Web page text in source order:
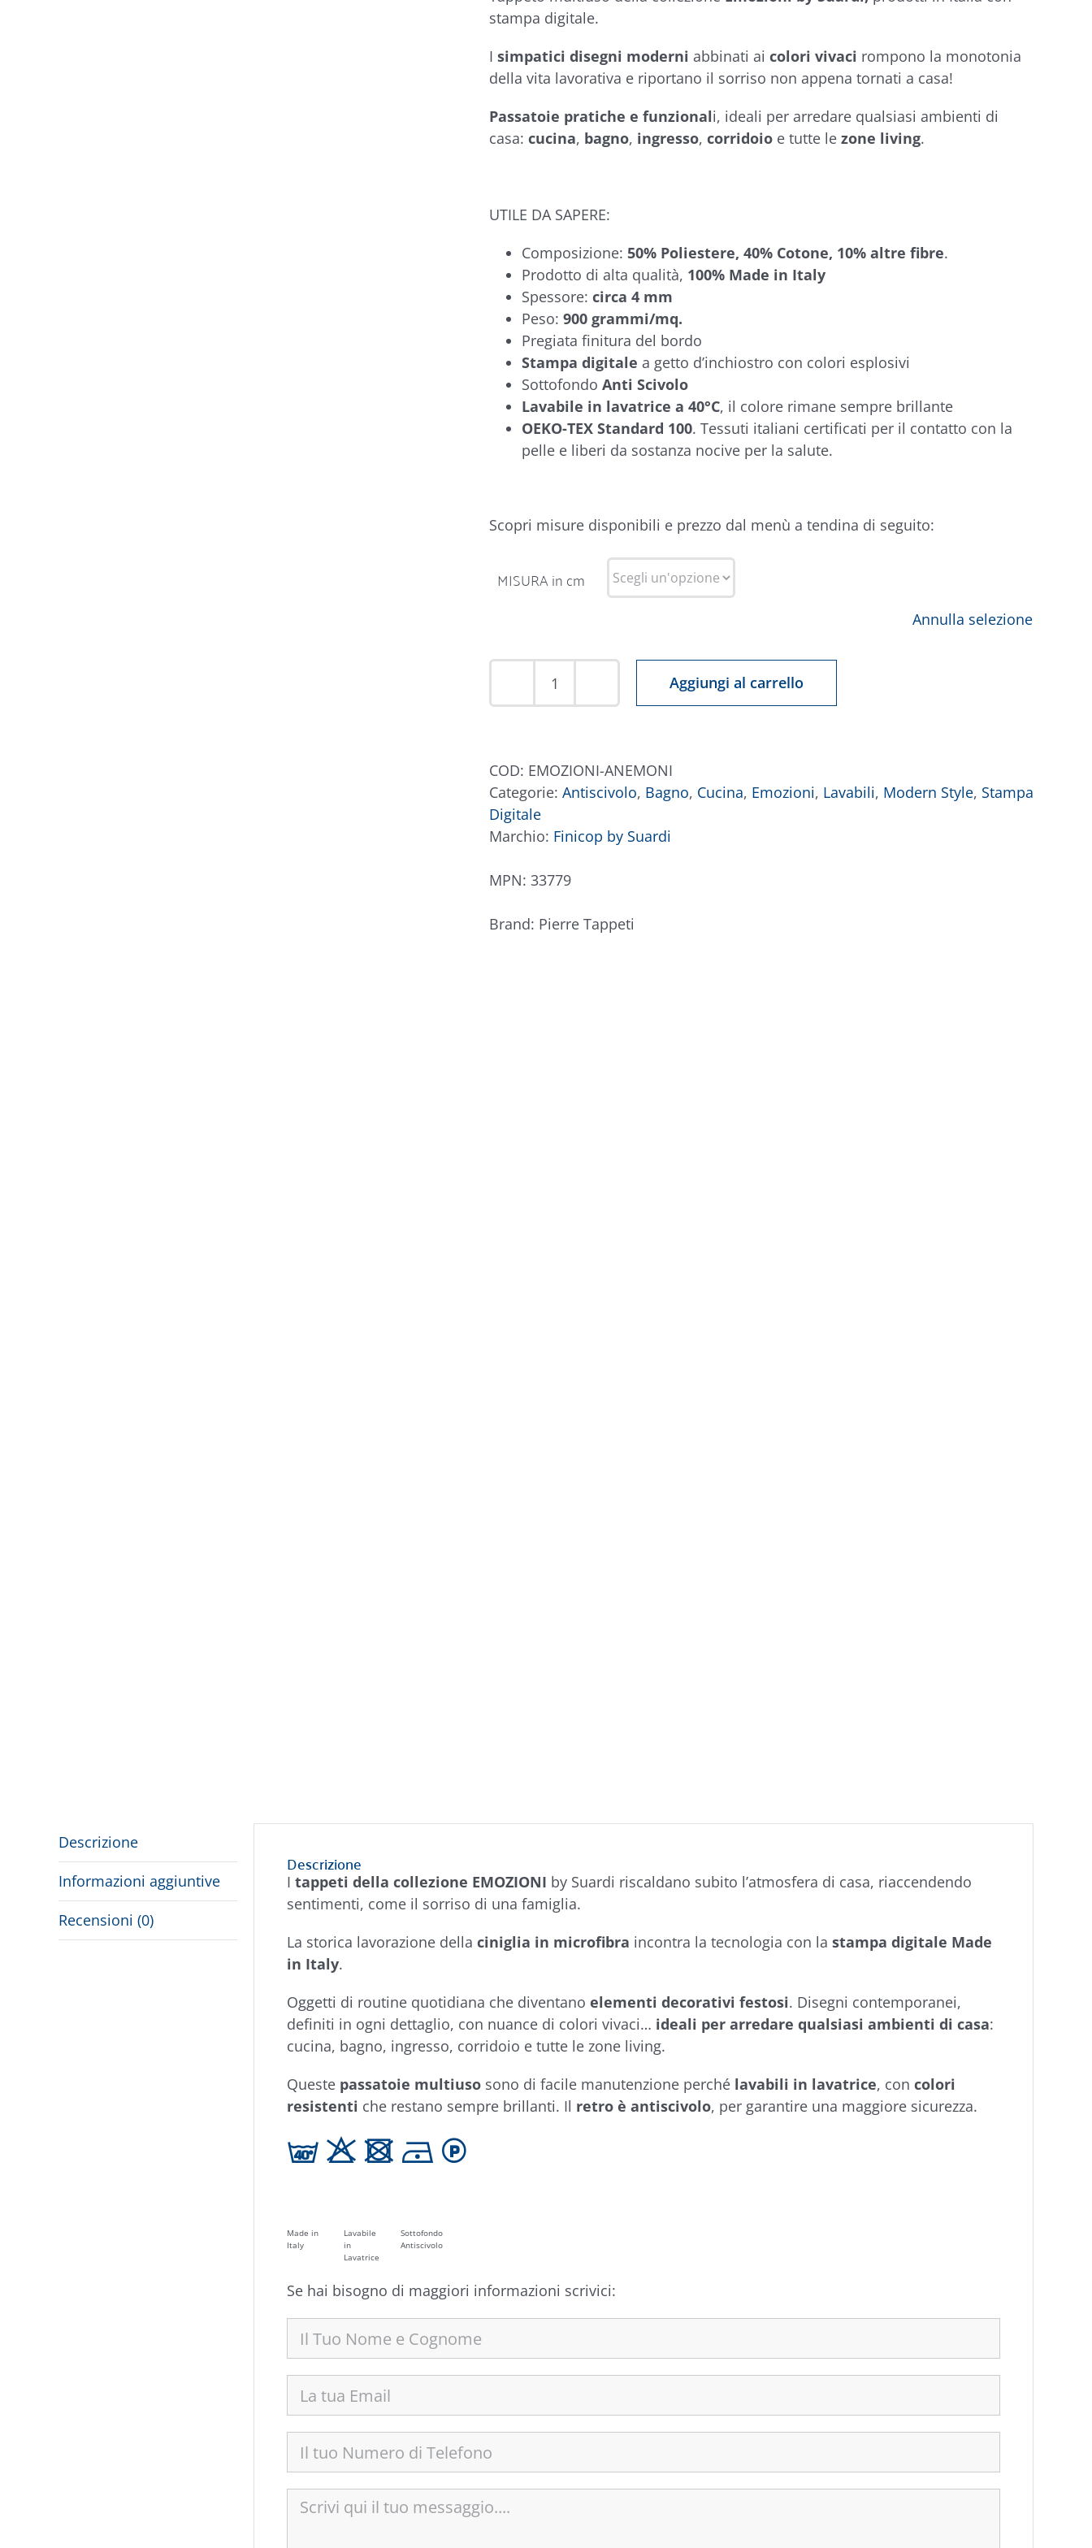
stampa digitale.
I simpatici disegni moderni abbinati ai colori vivaci rompono la monotonia
della vita lavorativa e riportano il sorriso non appena tornati a casa!
Passatoie pratiche e funzionali, ideali per arredare qualsiasi ambienti di
casa: cucina, bagno, ingresso, corridoio e tutte le zone living.
UTILE DA SAPERE:
Composizione: 50% Poliestere, 40% Cotone, 10% altre fibre.
Prodotto di alta qualità, 100% Made in Italy
Spessore: circa 4 mm
Peso: 900 grammi/mq.
Pregiata finitura del bordo
Stampa digitale a getto d’inchiostro con colori esplosivi
Sottofondo Anti Scivolo
Lavabile in lavatrice a 40°C, il colore rimane sempre brillante
OEKO-TEX Standard 100. Tessuti italiani certificati per il contatto con la
pelle e liberi da sostanza nocive per la salute.
Scopri misure disponibili e prezzo dal menù a tendina di seguito:
MISURA in cm
Annulla selezione
Tappeto
Aggiungi al carrello
COD: EMOZIONI-ANEMONI
Categorie: Antiscivolo, Bagno, Cucina, Emozioni, Lavabili, Modern Style, Stampa
Digitale
Marchio: Finicop by Suardi
MPN: 33779
Brand: Pierre Tappeti
Descrizione
Informazioni aggiuntive
Recensioni (0)
Descrizione
I tappeti della collezione EMOZIONI by Suardi riscaldano subito l’atmosfera di casa, riaccendendo
sentimenti, come il sorriso di una famiglia.
La storica lavorazione della ciniglia in microfibra incontra la tecnologia con la stampa digitale Made
in Italy.
Oggetti di routine quotidiana che diventano elementi decorativi festosi. Disegni contemporanei,
definiti in ogni dettaglio, con nuance di colori vivaci… ideali per arredare qualsiasi ambienti di casa:
cucina, bagno, ingresso, corridoio e tutte le zone living.
Queste passatoie multiusosono di facile manutenzione perchélavabili in lavatrice, con colori
resistenti che restano sempre brillanti. Il retro è antiscivolo, per garantire una maggiore sicurezza.
h H U D L
Made in
Italy
Lavabile
in
Lavatrice
Sottofondo
Antiscivolo
Se hai bisogno di maggiori informazioni scrivici: